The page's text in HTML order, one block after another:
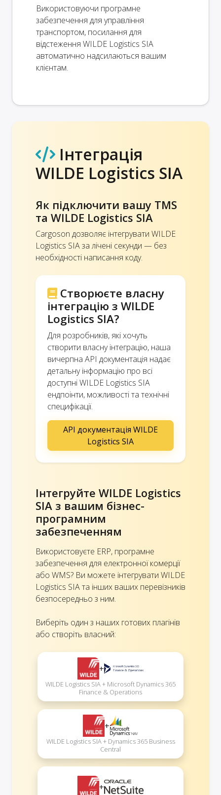
Використовуючи програмне
забезпечення для управління
транспортом, посилання для
відстеження WILDE Logistics SIA
автоматично надсилаються вашим
клієнтам.
Інтеграція
WILDE Logistics SIA
Як підключити вашу TMS
та WILDE Logistics SIA
Cargoson дозволяє інтегрувати WILDE
Logistics SIA за лічені секунди — без
необхідності написання коду.
Створюєте власну
інтеграцію з WILDE
Logistics SIA?
Для розробників, які хочуть
створити власну інтеграцію, наша
вичерпна API документація надає
детальну інформацію про всі
доступні WILDE Logistics SIA
ендпоінти, можливості та технічні
специфікації.
API документація WILDE
Logistics SIA
Інтегруйте WILDE Logistics
SIA з вашим бізнес-
програмним
забезпеченням
Використовуєте ERP, програмне
забезпечення для електронної комерції
або WMS? Ви можете інтегрувати WILDE
Logistics SIA та інших ваших перевізників
безпосередньо з ним.
Виберіть один з наших готових плагінів
або створіть власний:
+
WILDE Logistics SIA + Microsoft Dynamics 365
Finance & Operations
+
WILDE Logistics SIA + Dynamics 365 Business
Central
+